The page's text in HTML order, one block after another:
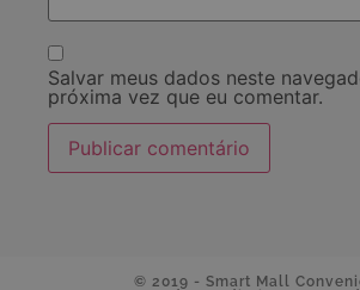
Salvar meus dados neste
próxima vez que eu comentar.
© 2019 - Smart Mall